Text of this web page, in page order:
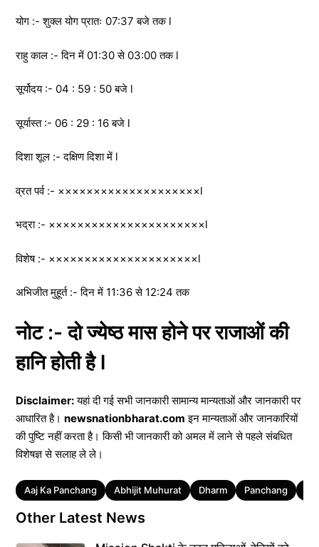
योग :- शुक्ल योग प्रातः 07:37 बजे तक l
राहु काल :- दिन में 01:30 से 03:00 तक l
सूर्योदय :- 04 : 59 : 50 बजे l
सूर्यास्त :- 06 : 29 : 16 बजे l
दिशा शूल :- दक्षिण दिशा में l
व्रत पर्व :- ××××××××××××××××××××l
भद्रा :- ××××××××××××××××××××××l
विशेष :- ×××××××××××××××××××××l
अभिजीत मुहूर्त :- दिन में 11:36 से 12:24 तक
नोट :- दो ज्येष्ठ मास होने पर राजाओं की
हानि होती है l
Disclaimer:यहां दी गई सभी जानकारी सामान्य मान्यताओं और जानकारी पर
आधारित है। newsnationbharat.com इन मान्यताओं और जानकारियों
की पुष्टि नहीं करता है। किसी भी जानकारी को अमल में लाने से पहले संबधित
विशेषज्ञ से सलाह ले ले।
Tags
Aaj Ka Panchang Abhijit Muhurat Dharm Panchang
Other Latest News